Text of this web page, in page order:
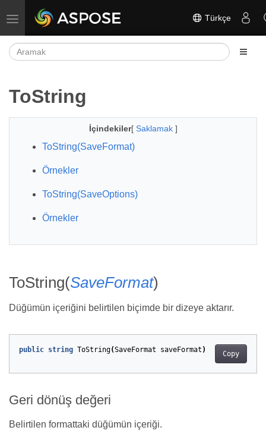
Gezinmeyi aç/kapat Türkçe
ToString
İçindekiler[ Saklamak ]
ToString(SaveFormat)
Örnekler
ToString(SaveOptions)
Örnekler
ToString(SaveFormat)
Düğümün içeriğini belirtilen biçimde bir dizeye aktarır.
Copy
public string ToString(SaveFormat saveFormat )
Geri dönüş değeri
Belirtilen formattaki düğümün içeriği.